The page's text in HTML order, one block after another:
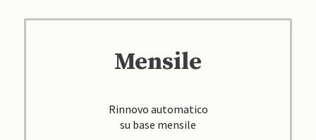
Mensile
Rinnovo automatico
su base mensile